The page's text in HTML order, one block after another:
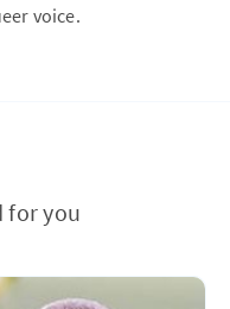
voice.
for you